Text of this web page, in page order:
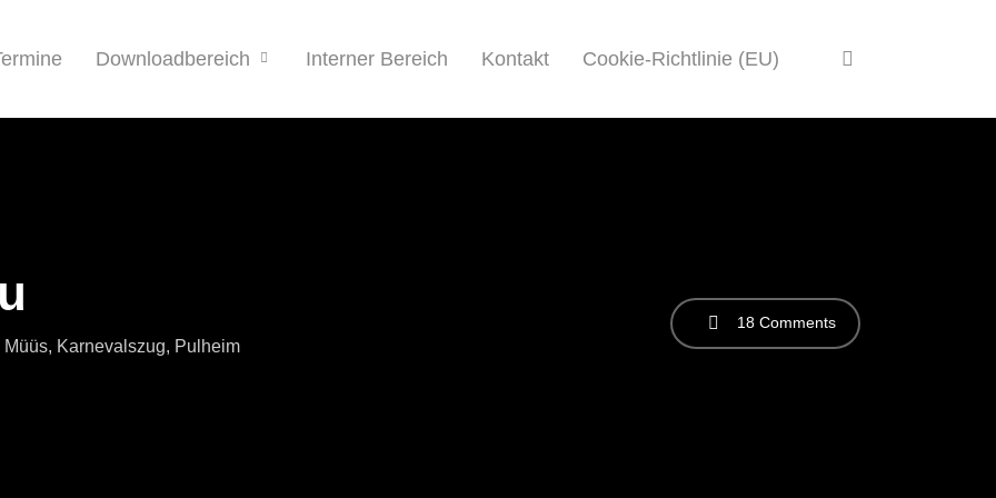
Downloadbereich Interner Bereich Kontakt Cookie-Richtlinie (EU)
Müüs, Karnevalszug, Pulheim
18 Comments